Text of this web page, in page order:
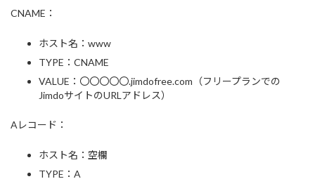
CNAME：
ホスト名：www
TYPE：CNAME
VALUE：〇〇〇〇〇.jimdofree.com（フリープランでの
JimdoサイトのURLアドレス）
Aレコード：
ホスト名：空欄
TYPE：A